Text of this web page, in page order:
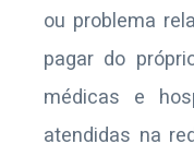
ou problema
pagar do
médicas e
atendidas na